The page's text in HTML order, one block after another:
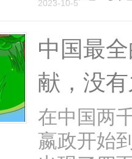
2023-10-5
中国最
献，没
在中国两
嬴政开始